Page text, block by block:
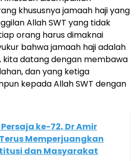
khususnya jamaah haji yang
Allah SWT yang tidak
orang harus dimaknai
bahwa jamaah haji adalah
kita datang dengan membawa
dan yang ketiga
kepada Allah SWT dengan
Persaja ke-72, Dr Amir
Terus Memperjuangkan
dan Masyarakat